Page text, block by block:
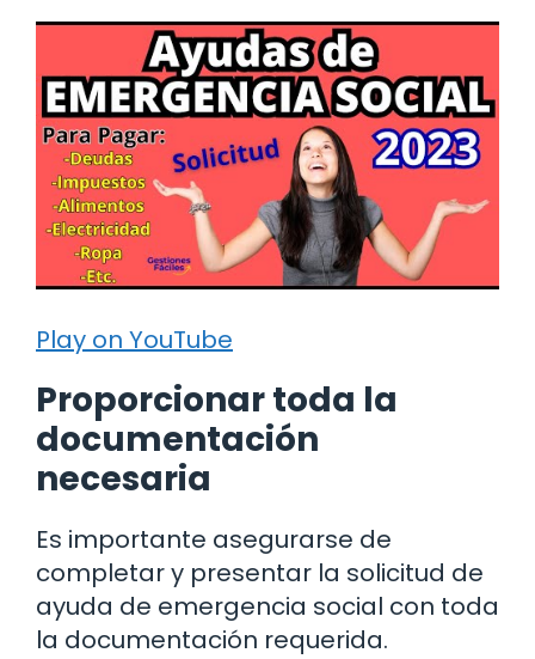
Play on YouTube
Proporcionar toda la
documentación
necesaria
Es importante asegurarse de
completar y presentar la solicitud de
ayuda de emergencia social con toda
la documentación requerida.